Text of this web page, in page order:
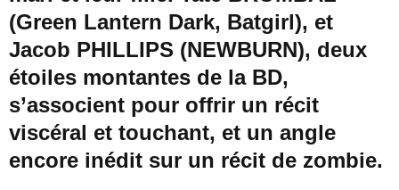
(Green Lantern Dark, Batgirl), et
Jacob PHILLIPS (NEWBURN), deux
étoiles montantes de la BD,
s’associent pour offrir un récit
viscéral et touchant, et un angle
encore inédit sur un récit de zombie.